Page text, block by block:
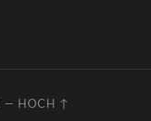
— HOCH ↑